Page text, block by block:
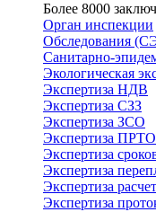
Более 8000
Орган инспекции
Обследования
Санитарно-
Экологическая
Экспертиза НДВ
Экспертиза СЗЗ
Экспертиза ЗСО
Экспертиза ПРТО
Экспертиза
Экспертиза
Экспертиза
Экспертиза